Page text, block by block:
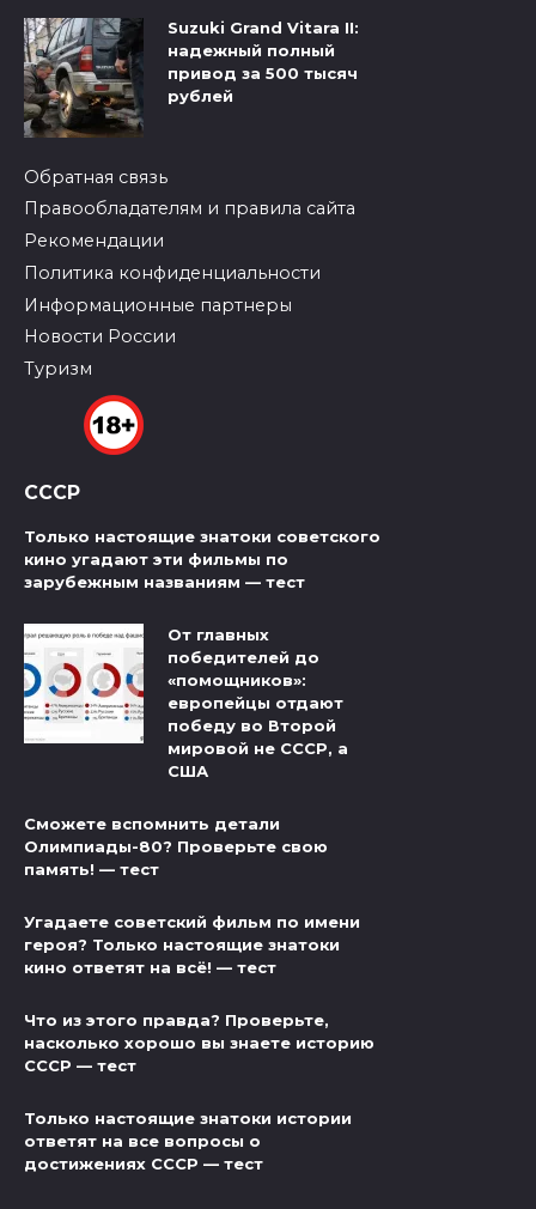
Suzuki Grand Vitara II:
надежный полный
привод за 500 тысяч
рублей
Обратная связь
Правообладателям и правила сайта
Рекомендации
Политика конфиденциальности
Информационные партнеры
Новости России
Туризм
СССР
Только настоящие знатоки советского
кино угадают эти фильмы по
зарубежным названиям — тест
От главных
победителей до
«помощников»:
европейцы отдают
победу во Второй
мировой не СССР, а
США
Сможете вспомнить детали
Олимпиады-80? Проверьте свою
память! — тест
Угадаете советский фильм по имени
героя? Только настоящие знатоки
кино ответят на всё! — тест
Что из этого правда? Проверьте,
насколько хорошо вы знаете историю
СССР — тест
Только настоящие знатоки истории
ответят на все вопросы о
достижениях СССР — тест